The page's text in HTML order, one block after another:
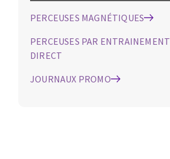
PERCEUSES MAGNÉTIQUES
PERCEUSES PAR ENTRAINEMENT
DIRECT
JOURNAUX PROMO